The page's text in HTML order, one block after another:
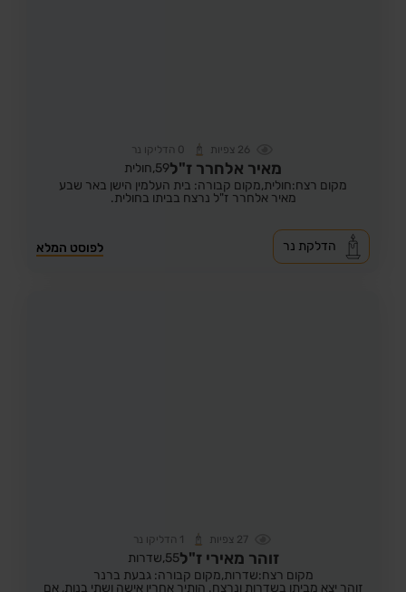
26 צפיות 0 הדליקו נר
מאיר אלחרר ז"ל59, חולית
מקום רצח:חולית,מקום קבורה: בית העלמין הישן באר שבע
מאיר אלחרר ז"ל נרצח בביתו בחולית.
לפוסט המלא הדלקת נר
27 צפיות 1 הדליקו נר
זוהר מאירי ז"ל55, שדרות
מקום רצח:שדרות,מקום קבורה: גבעת ברנר
זוהר יצא מביתו בשדרות ונרצח. הותיר אחריו אישה ושתי בנות, אם